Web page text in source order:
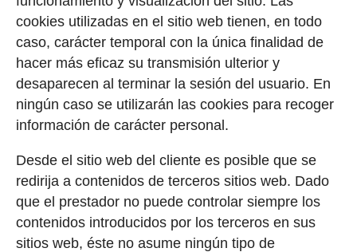
cookies utilizadas en el sitio web tienen, en todo
caso, carácter temporal con la única finalidad de
hacer más eficaz su transmisión ulterior y
desaparecen al terminar la sesión del usuario. En
ningún caso se utilizarán las cookies para recoger
información de carácter personal.
Desde el sitio web del cliente es posible que se
redirija a contenidos de terceros sitios web. Dado
que el prestador no puede controlar siempre los
contenidos introducidos por los terceros en sus
sitios web, éste no asume ningún tipo de